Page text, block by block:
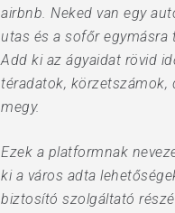
airbnb. Neked van egy
utas és a sofőr egymásra
Add ki az ágyaidat rövid
téradatok, körzetszámok,
megy.
Ezek a platformnak
ki a város adta
biztosító szolgáltató